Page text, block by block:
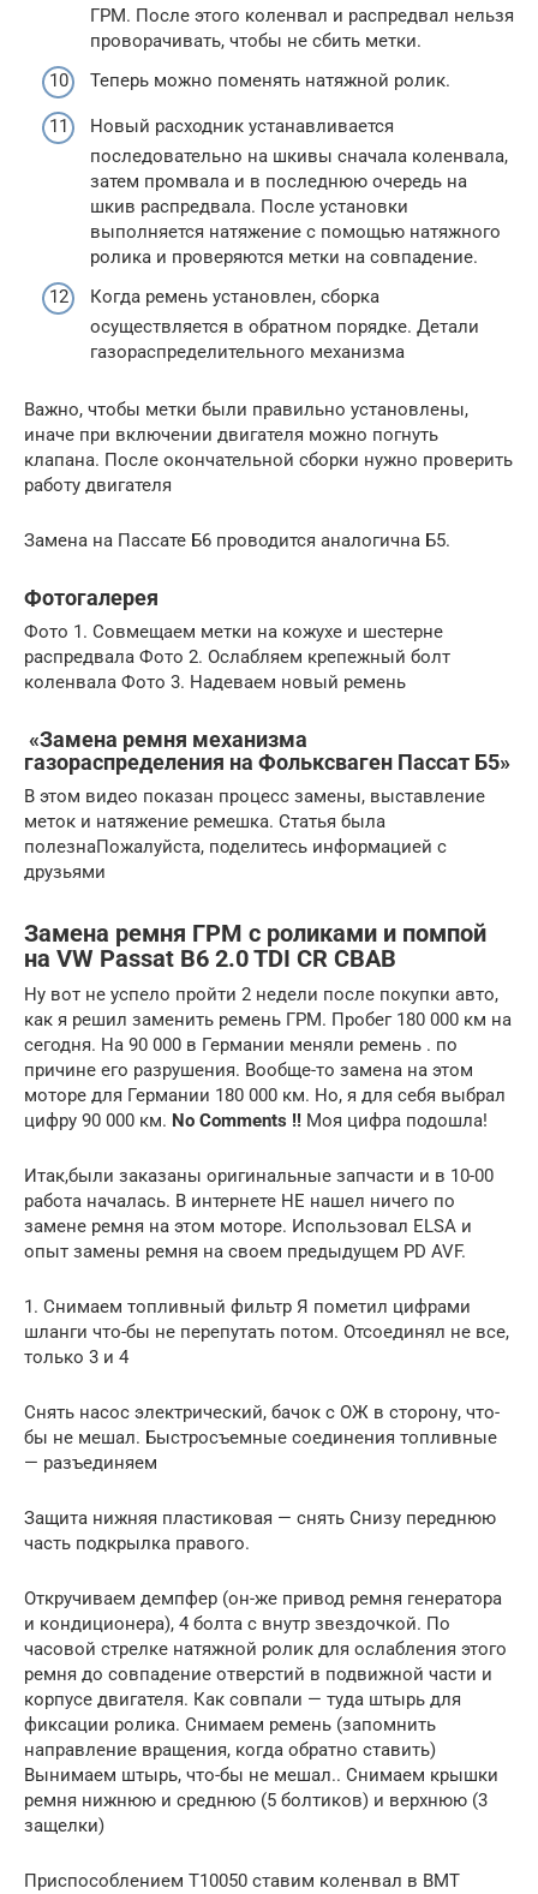
ГРМ. После этого коленвал и распредвал нельзя
проворачивать, чтобы не сбить метки.
Теперь можно поменять натяжной ролик.
Новый расходник устанавливается
последовательно на шкивы сначала коленвала,
затем промвала и в последнюю очередь на
шкив распредвала. После установки
выполняется натяжение с помощью натяжного
ролика и проверяются метки на совпадение.
Когда ремень установлен, сборка
осуществляется в обратном порядке. Детали
газораспределительного механизма
Важно, чтобы метки были правильно установлены,
иначе при включении двигателя можно погнуть
клапана. После окончательной сборки нужно проверить
работу двигателя
Замена на Пассате Б6 проводится аналогична Б5.
Фотогалерея
Фото 1. Совмещаем метки на кожухе и шестерне
распредвала Фото 2. Ослабляем крепежный болт
коленвала Фото 3. Надеваем новый ремень
«Замена ремня механизма
газораспределения на Фольксваген Пассат Б5»
В этом видео показан процесс замены, выставление
меток и натяжение ремешка. Статья была
полезнаПожалуйста, поделитесь информацией с
друзьями
Замена ремня ГРМ с роликами и помпой
на VW Passat B6 2.0 TDI CR CBAB
Ну вот не успело пройти 2 недели после покупки авто,
как я решил заменить ремень ГРМ. Пробег 180 000 км на
сегодня. На 90 000 в Германии меняли ремень . по
причине его разрушения. Вообще-то замена на этом
моторе для Германии 180 000 км. Но, я для себя выбрал
цифру 90 000 км. No Comments !! Моя цифра подошла!
Итак,были заказаны оригинальные запчасти и в 10-00
работа началась. В интернете НЕ нашел ничего по
замене ремня на этом моторе. Использовал ELSA и
опыт замены ремня на своем предыдущем PD AVF.
1. Снимаем топливный фильтр Я пометил цифрами
шланги что-бы не перепутать потом. Отсоединял не все,
только 3 и 4
Снять насос электрический, бачок с ОЖ в сторону, что-
бы не мешал. Быстросъемные соединения топливные
— разъединяем
Защита нижняя пластиковая — снять Снизу переднюю
часть подкрылка правого.
Откручиваем демпфер (он-же привод ремня генератора
и кондиционера), 4 болта с внутр звездочкой. По
часовой стрелке натяжной ролик для ослабления этого
ремня до совпадение отверстий в подвижной части и
корпусе двигателя. Как совпали — туда штырь для
фиксации ролика. Снимаем ремень (запомнить
направление вращения, когда обратно ставить)
Вынимаем штырь, что-бы не мешал.. Снимаем крышки
ремня нижнюю и среднюю (5 болтиков) и верхнюю (3
защелки)
Приспособлением T10050 ставим коленвал в ВМТ